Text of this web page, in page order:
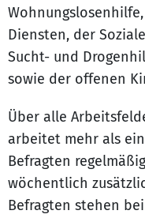
Diensten, der
Sucht- und
sowie der offenen
Über alle
arbeitet mehr als
Befragten
wöchentlich
Befragten stehen